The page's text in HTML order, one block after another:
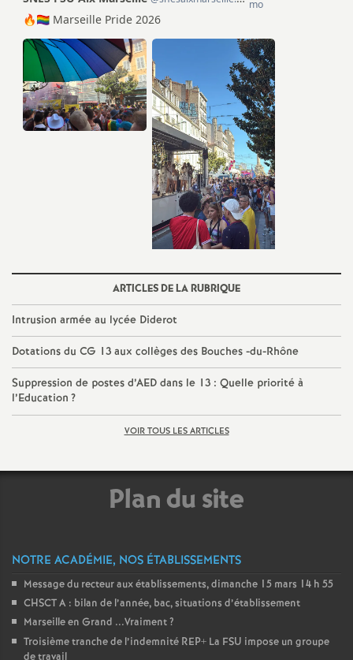
ARTICLES DE LA RUBRIQUE
Intrusion armée au lycée Diderot
Dotations du CG 13 aux collèges des Bouches -du-Rhône
Suppression de postes d’AED dans le 13 : Quelle priorité à
l’Education ?
VOIR TOUS LES ARTICLES
Plan du site
NOTRE ACADÉMIE, NOS ÉTABLISSEMENTS
Message du recteur aux établissements, dimanche 15 mars 14 h 55
CHSCT A : bilan de l’année, bac, situations d’établissement
Marseille en Grand ...Vraiment?
Troisième tranche de l’indemnité REP+ La FSU impose un groupe